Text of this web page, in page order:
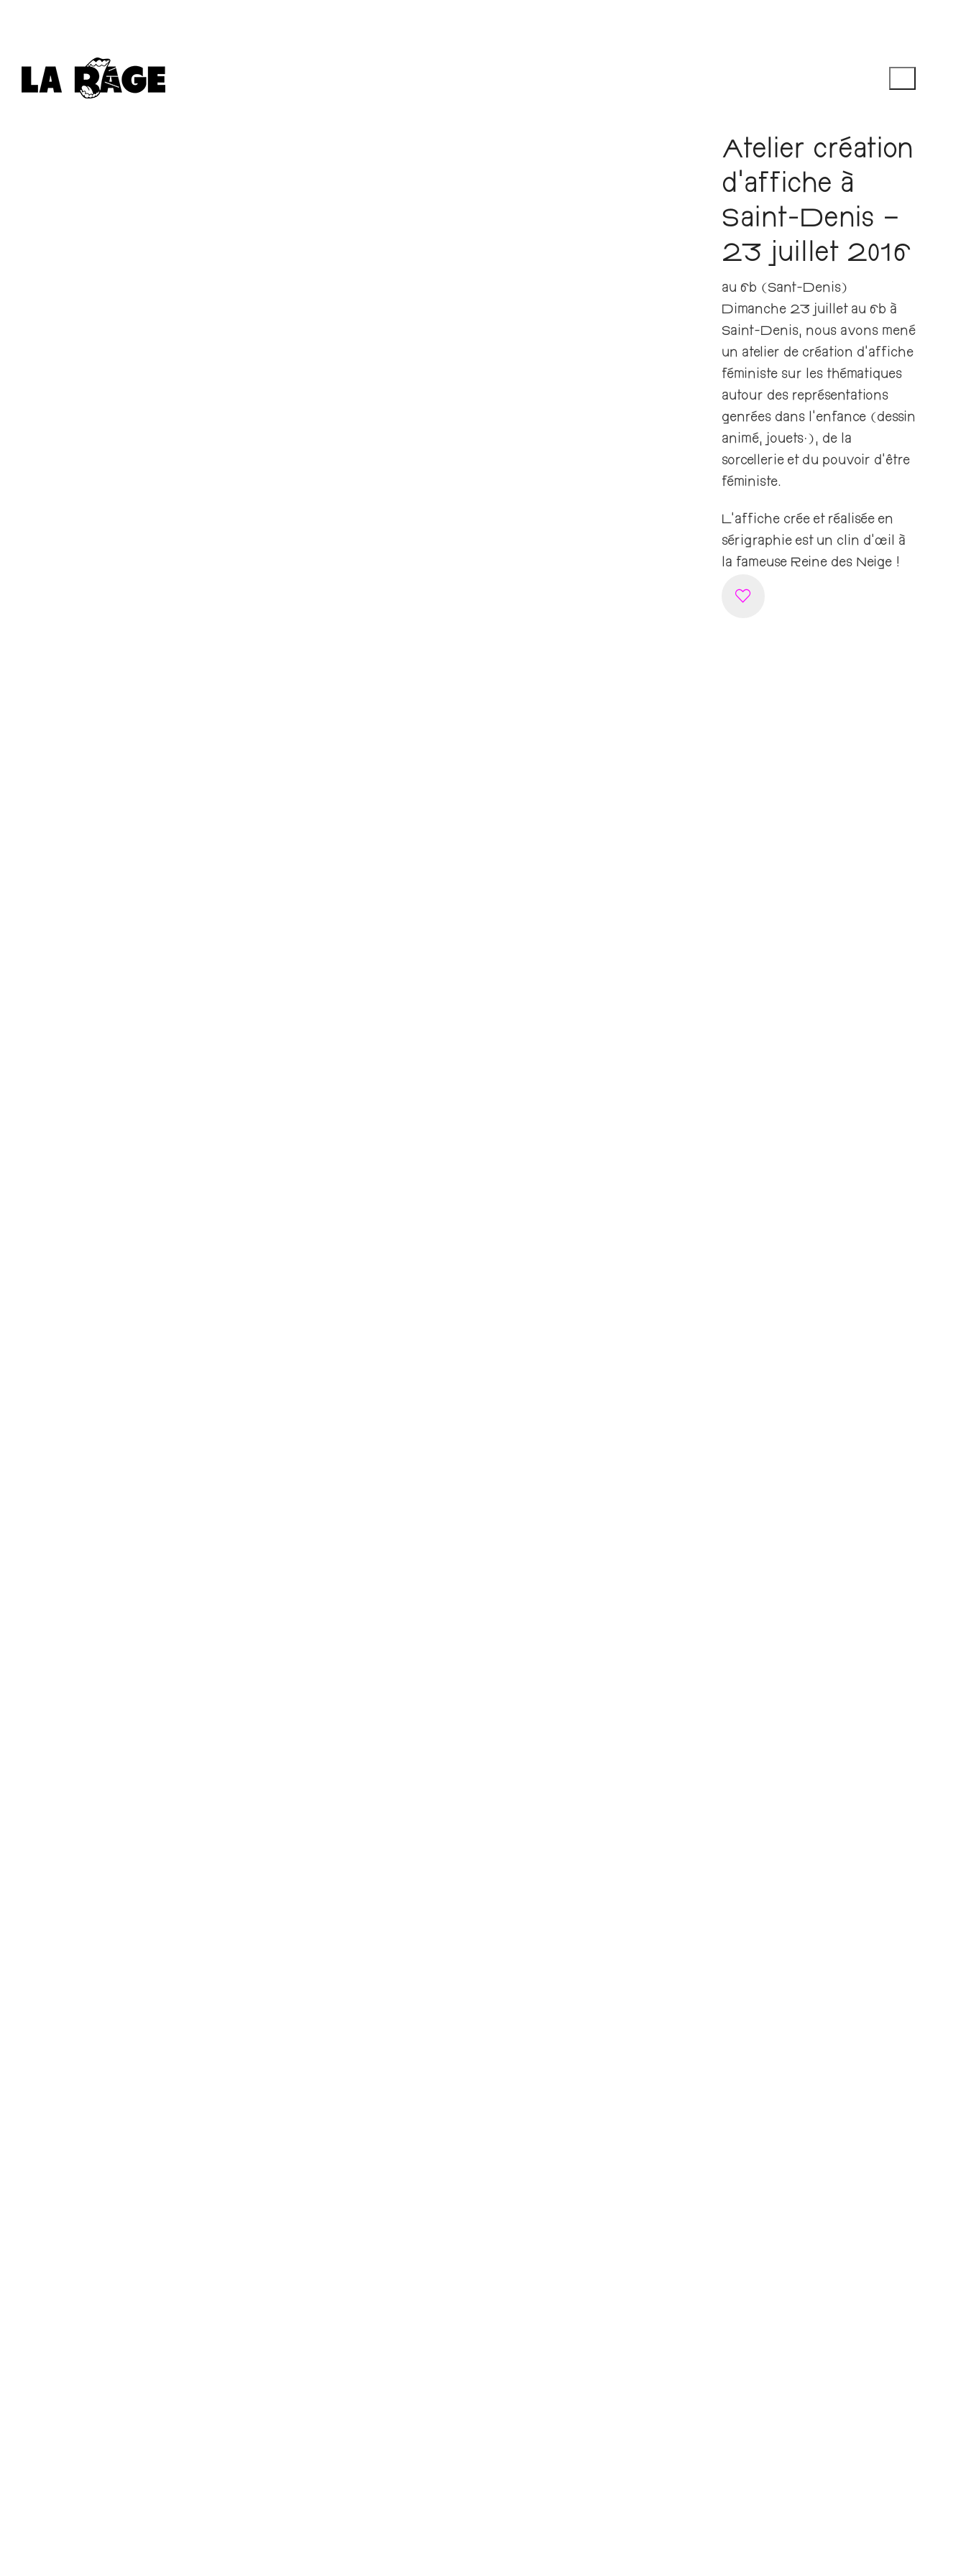
Atelier création
d’affiche à
Saint-Denis –
23 juillet 2016
au 6b (Sant-Denis)
Dimanche 23 juillet au 6b à
Saint-Denis, nous avons mené
un atelier de création d’affiche
féministe sur les thématiques
autour des représentations
genrées dans l’enfance (dessin
animé, jouets..), de la
sorcellerie et du pouvoir d’être
féministe.
L’affiche crée et réalisée en
sérigraphie est un clin d’œil à
la fameuse Reine des Neige !